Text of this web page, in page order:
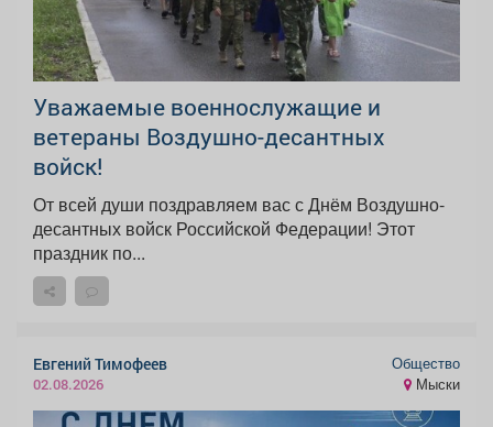
Уважаемые военнослужащие и
ветераны Воздушно-десантных
войск!
От всей души поздравляем вас с Днём Воздушно-
десантных войск Российской Федерации! Этот
праздник по...
Евгений Тимофеев
02.08.2026
Общество
Мыски